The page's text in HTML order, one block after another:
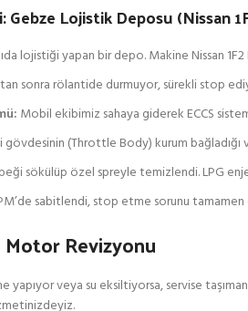
Gebze Lojistik Deposu (Nissan
lojistiği yapan bir depo. Makine Nissan
sonra rölantide durmuyor, sürekli stop
Mobil ekibimiz sahaya giderek ECCS
(Throttle Body) kurum bağladığı
sökülüp özel spreyle temizlendi. LPG
sabitlendi, stop etme sorunu
Revizyonu
veya su eksiltiyorsa, servise